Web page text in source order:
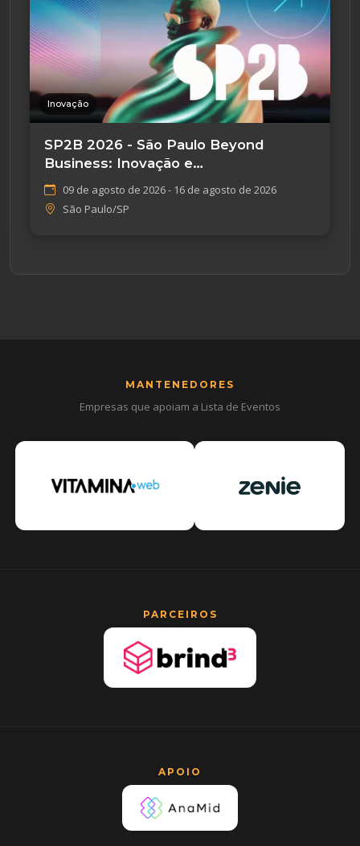
Inovação
SP2B 2026 - São Paulo Beyond
Business: Inovação e
Empreendedorismo
09 de agosto de 2026 - 16 de agosto de 2026
São Paulo/SP
MANTENEDORES
Empresas que apoiam a Lista de Eventos
PARCEIROS
APOIO